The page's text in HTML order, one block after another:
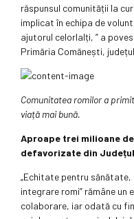
răspunsul comunității la
implicat în echipa de
ajutorul celorlalți, ” a
Primăria Comănești,
Comunitatea romilor a
viață mai bună.
Aproape trei milioane
defavorizate din Județul
„Echitate pentru
integrare romi” rămâne un
colaborare, iar odată cu